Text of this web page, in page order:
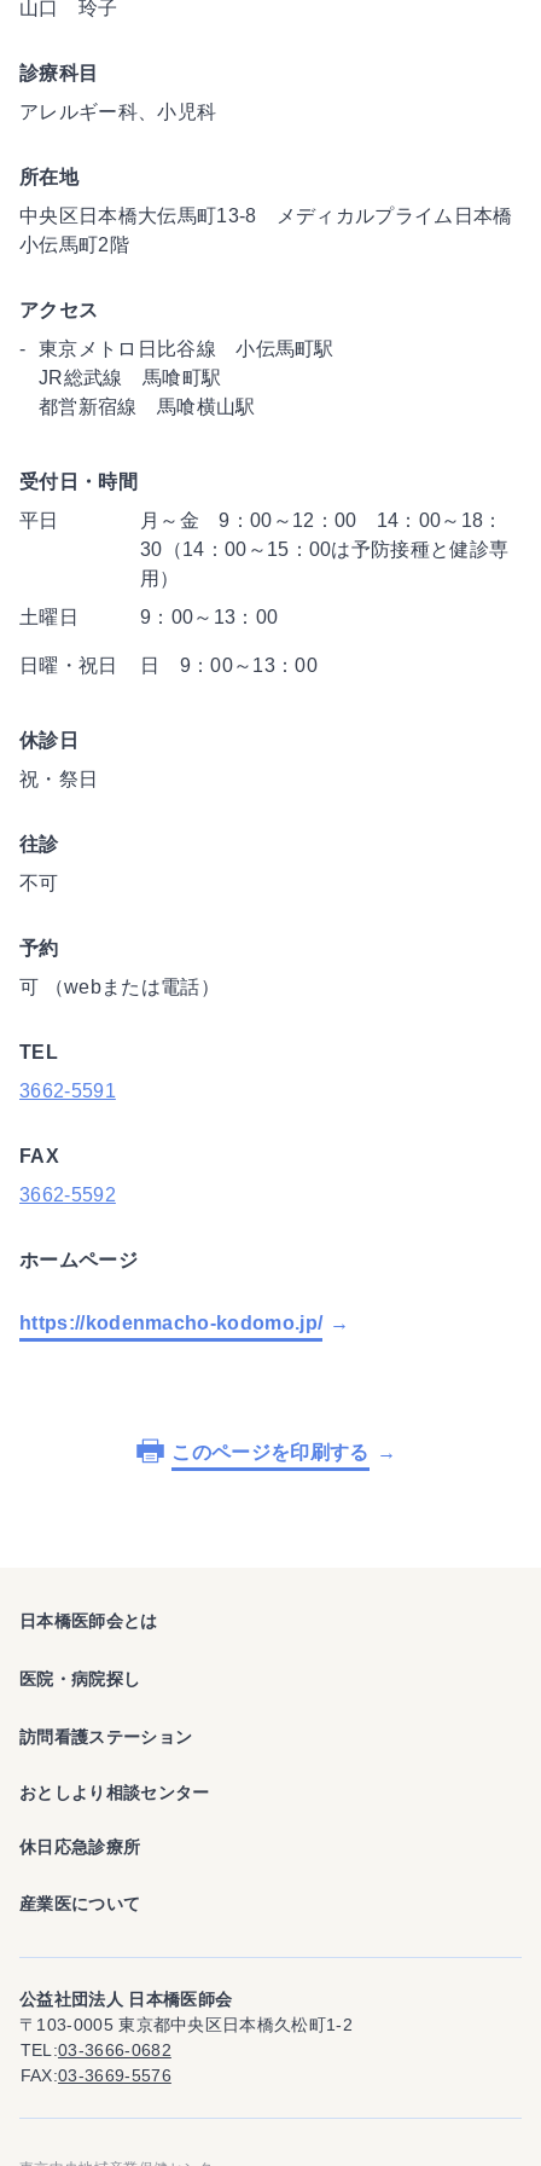
山口 玲子
診療科目
アレルギー科、小児科
所在地
中央区日本橋大伝馬町13-8 メディカルプライム日本橋
小伝馬町2階
アクセス
東京メトロ日比谷線 小伝馬町駅
JR総武線 馬喰町駅
都営新宿線 馬喰横山駅
受付日・時間
平日
月～金 9：00～12：00 14：00～18：
30（14：00～15：00は予防接種と健診専
用）
土曜日
9：00～13：00
日曜・祝日 日 9：00～13：00
休診日
祝・祭日
往診
不可
予約
可 （webまたは電話）
TEL
3662-5591
FAX
3662-5592
ホームページ
https://kodenmacho-kodomo.jp/
このページを印刷する
日本橋医師会とは
医院・病院探し
訪問看護ステーション
おとしより相談センター
休日応急診療所
産業医について
公益社団法人 日本橋医師会
〒103-0005 東京都中央区日本橋久松町1-2
TEL
03-3666-0682
FAX 03-3669-5576